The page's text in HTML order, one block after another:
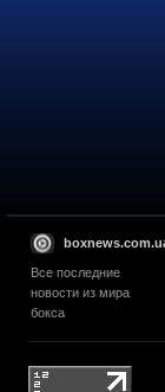
Все последние
новости из мира
бокса